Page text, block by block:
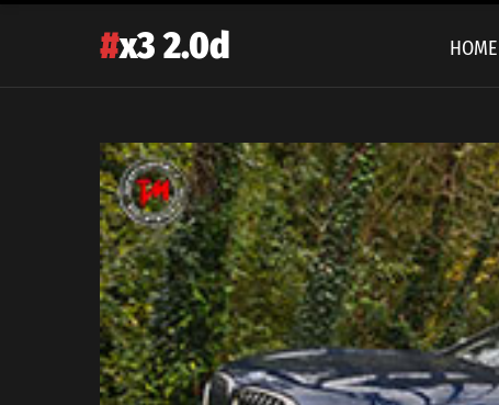
HOME
x3 2.0d
Latest
story